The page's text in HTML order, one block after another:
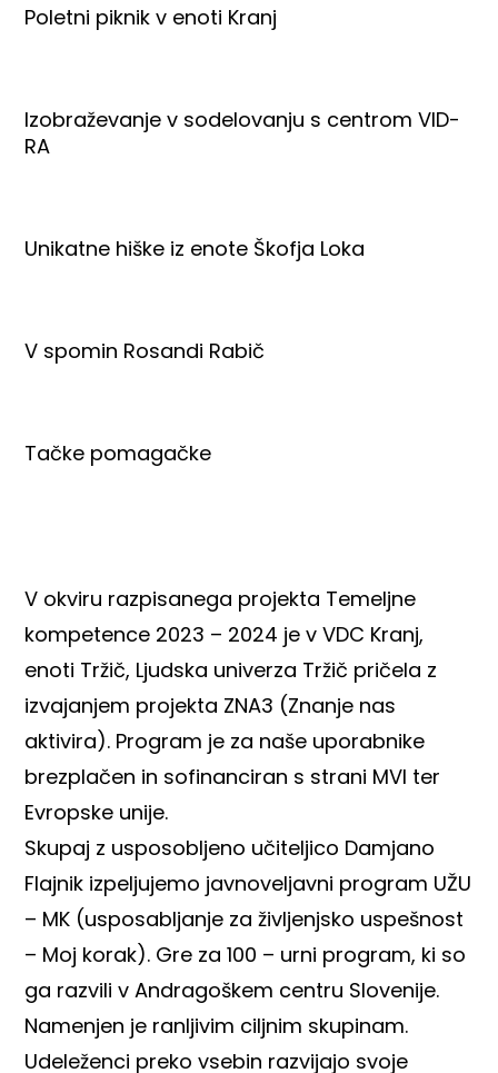
Poletni piknik v enoti Kranj
Izobraževanje v sodelovanju s centrom VID-
RA
Unikatne hiške iz enote Škofja Loka
V spomin Rosandi Rabič
Tačke pomagačke
V okviru razpisanega projekta Temeljne
kompetence 2023 – 2024 je v VDC Kranj,
enoti Tržič, Ljudska univerza Tržič pričela z
izvajanjem projekta ZNA3 (Znanje nas
aktivira). Program je za naše uporabnike
brezplačen in sofinanciran s strani MVI ter
Evropske unije.
Skupaj z usposobljeno učiteljico Damjano
Flajnik izpeljujemo javnoveljavni program UŽU
– MK (usposabljanje za življenjsko uspešnost
– Moj korak). Gre za 100 – urni program, ki so
ga razvili v Andragoškem centru Slovenije.
Namenjen je ranljivim ciljnim skupinam.
Udeleženci preko vsebin razvijajo svoje